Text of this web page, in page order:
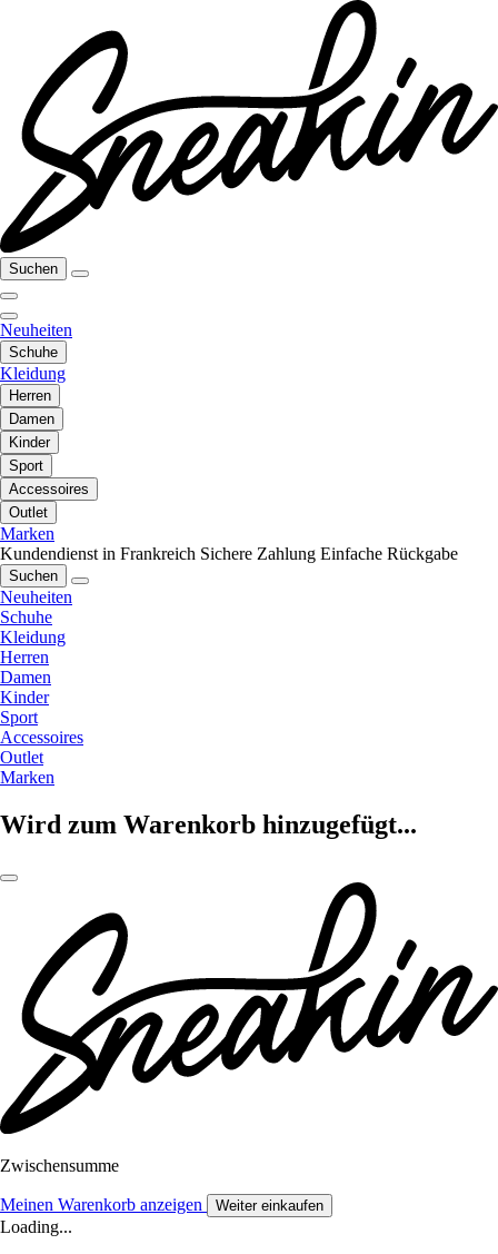
Suchen
Neuheiten
Schuhe
Kleidung
Herren
Damen
Kinder
Sport
Accessoires
Outlet
Marken
Kundendienst in Frankreich Sichere Zahlung Einfache Rückgabe
Suchen
Neuheiten
Schuhe
Kleidung
Herren
Damen
Kinder
Sport
Accessoires
Outlet
Marken
Wird zum Warenkorb hinzugefügt...
Zwischensumme
Meinen Warenkorb anzeigen Weiter einkaufen
Loading...